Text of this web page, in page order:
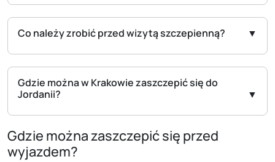
Co należy zrobić przed wizytą szczepienną?
Gdzie można w Krakowie zaszczepić się do
Jordanii?
Gdzie można zaszczepić się przed
wyjazdem?